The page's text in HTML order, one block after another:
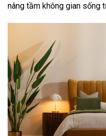
nâng tầm không gian sống